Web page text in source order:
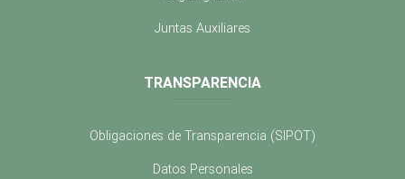
Juntas Auxiliares
TRANSPARENCIA
Obligaciones de Transparencia (SIPOT)
Datos Personales